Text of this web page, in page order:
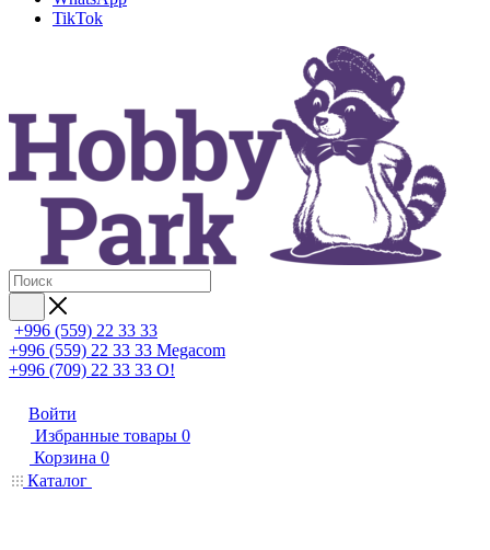
TikTok
+996 (559) 22 33 33
+996 (559) 22 33 33 Megacom
+996 (709) 22 33 33 O!
Войти
Избранные товары 0
Корзина 0
Каталог